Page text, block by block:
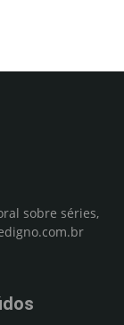
sobre séries,